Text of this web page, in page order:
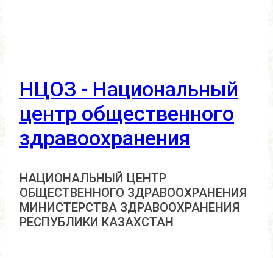
НЦОЗ - Национальный
центр общественного
здравоохранения
НАЦИОНАЛЬНЫЙ ЦЕНТР
ОБЩЕСТВЕННОГО ЗДРАВООХРАНЕНИЯ
МИНИСТЕРСТВА ЗДРАВООХРАНЕНИЯ
РЕСПУБЛИКИ КАЗАХСТАН